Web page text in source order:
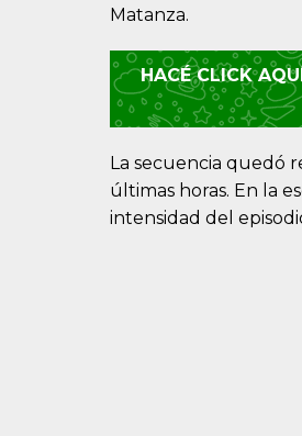
Matanza.
HACÉ CLICK
La secuencia quedó
últimas horas. En la
intensidad del